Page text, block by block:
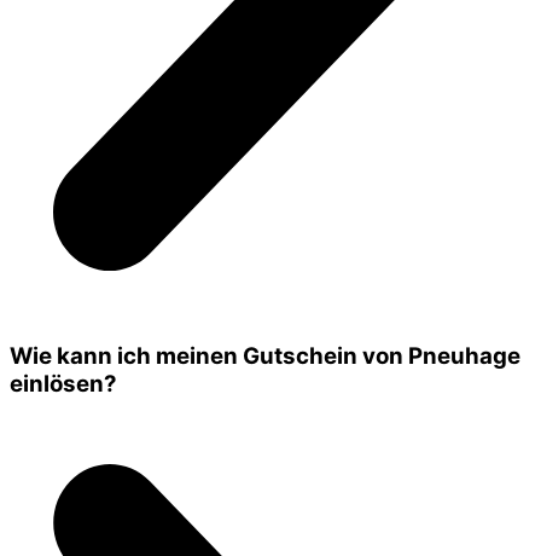
Wie kann ich meinen Gutschein von Pneuhage
einlösen?